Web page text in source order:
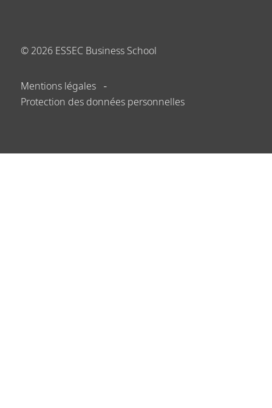
© 2026 ESSEC Business School
Mentions légales
Protection des données personnelles